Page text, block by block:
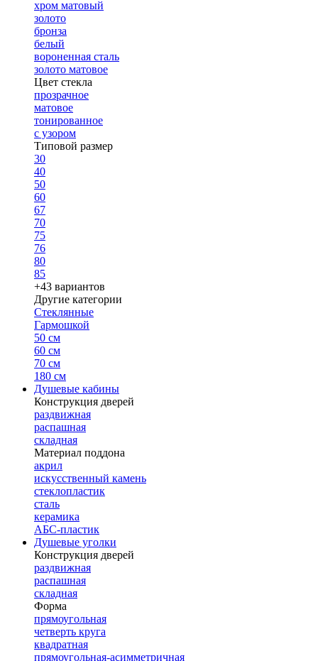
хром матовый
золото
бронза
белый
вороненная сталь
золото матовое
Цвет стекла
прозрачное
матовое
тонированное
с узором
Типовой размер
30
40
50
60
67
70
75
76
80
85
+43 вариантов
Другие категории
Стеклянные
Гармошкой
50 см
60 см
70 см
180 см
Душевые кабины
Конструкция дверей
раздвижная
распашная
складная
Материал поддона
акрил
искусственный камень
стеклопластик
сталь
керамика
АБС-пластик
Душевые уголки
Конструкция дверей
раздвижная
распашная
складная
Форма
прямоугольная
четверть круга
квадратная
прямоугольная-асимметричная